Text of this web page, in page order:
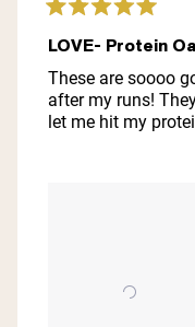
Rated
5
out
of
5
stars
LOVE- Protein
These are soooo
after my runs!
let me hit my